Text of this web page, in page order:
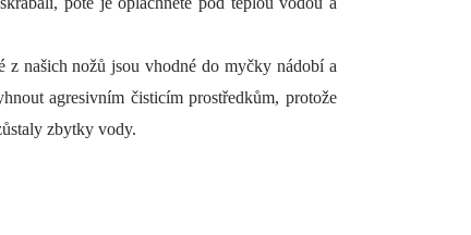
z našich nožů jsou vhodné do myčky nádobí a
agresivním čisticím prostředkům, protože
zbytky vody.